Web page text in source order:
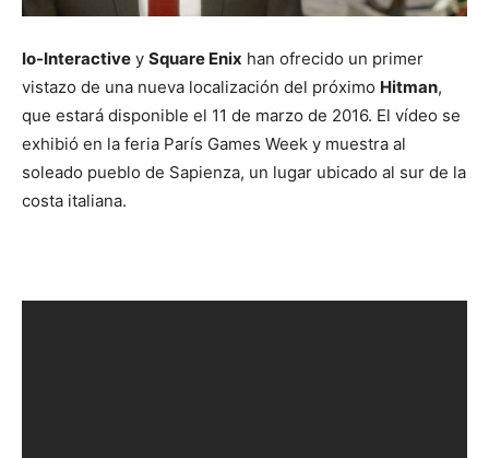
Io-Interactive y Square Enix han ofrecido un primer
vistazo de una nueva localización del próximo Hitman,
que estará disponible el 11 de marzo de 2016. El vídeo se
exhibió en la feria París Games Week y muestra al
soleado pueblo de Sapienza, un lugar ubicado al sur de la
costa italiana.